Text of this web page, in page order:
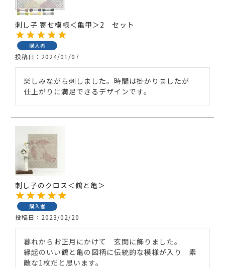
刺し子 寄せ模様＜亀甲＞2 セット
購入者
投稿日 2024/01/07
楽しみながら刺しました。時間は掛かりましたが
仕上がりに満足できるデザインです。
刺し子のクロス＜鶴と亀＞
購入者
投稿日 2023/02/20
暮れからお正月にかけて　玄関に飾りました。
縁起のいい鶴と亀の図柄に伝統的な模様が入り　素
敵な1枚だと思います。